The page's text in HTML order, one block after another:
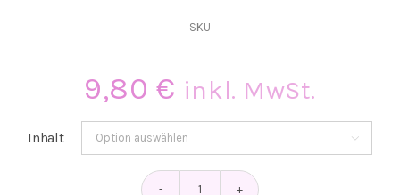
SKU
9,80 € inkl. MwSt.
Inhalt 